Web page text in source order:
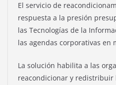
El servicio de
respuesta a la presión
las Tecnologías de la
las agendas corporativas en
La solución habilita a las
reacondicionar y redistribuir